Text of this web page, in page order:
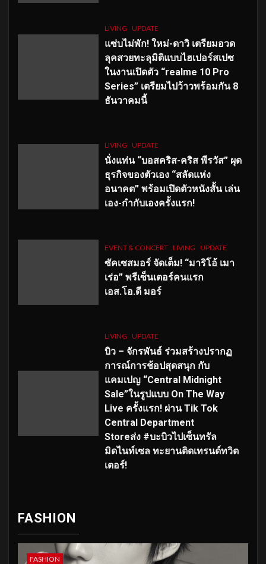
LIVING UPDATE
แซ่บไม่พัก! ใหม่-ดาวิ เตรียมอวด
ลุคสวยทะลุมิติแบบไฮเปอร์สเปซ
ในงานเปิดตัว “realme 10 Pro
Series” เตรียมไปว้าวพร้อมกัน 8
ธันวาคมนี้
LIVING UPDATE
นั่งแท่น “บอสคริส-คริส พีรวัส” ผุด
ธุรกิจของตัวเอง “สลัดแห่ง
อนาคต” พร้อมเปิดตัวหนังสั้น เล่น
เอง-กำกับเองครั้งแรก!
EVENT & CONCERT LIVING UPDATE
ซัคเซสมอร์ จัดเต็ม! “มาริโอ้ เมา
เร่อ” พรีเซ็นเตอร์คนแรก
เอส.โอ.ดี มอร์
LIVING UPDATE
บิว – จักรพันธ์ ร่วมสร้างปรากฏ
การณ์การช้อปสุดสนุก กับ
แคมเปญ “Central Midnight
Sale”ในรูปแบบ On The Way
Live ครั้งแรก! ผ่าน Tik Tok
Central Department
Storeส่ง #บะบิวไปเซ็นทรัล
มิดไนท์เซล ทะยานติดเทรนด์ทวิต
เตอร์!
FASHION
FASHION